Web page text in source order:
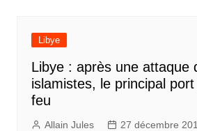
Libye
Libye : après une attaque
islamistes, le principal
feu
Allain Jules 27 décembre